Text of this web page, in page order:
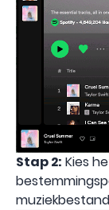
Stap 2: Kies